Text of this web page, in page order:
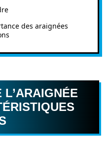
des araignées